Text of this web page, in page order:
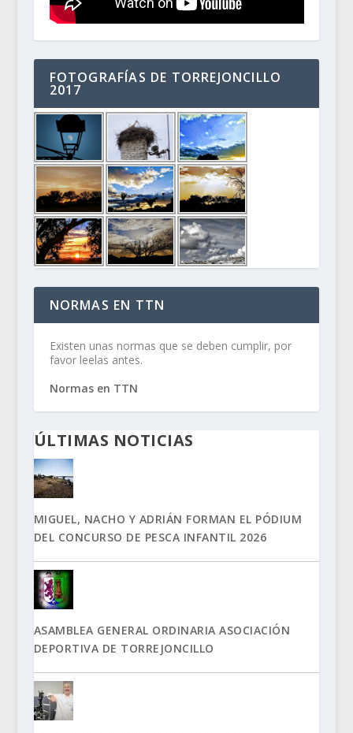
FOTOGRAFÍAS DE TORREJONCILLO
2017
NORMAS EN TTN
Existen unas normas que se deben cumplir, por
favor leelas antes.
Normas en TTN
ÚLTIMAS NOTICIAS
MIGUEL, NACHO Y ADRIÁN FORMAN EL PÓDIUM
DEL CONCURSO DE PESCA INFANTIL 2026
ASAMBLEA GENERAL ORDINARIA ASOCIACIÓN
DEPORTIVA DE TORREJONCILLO